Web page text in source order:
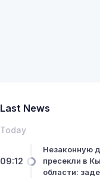
Last News
Today
09:12
Незаконную
пресекли в
области: